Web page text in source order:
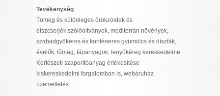
CONFIRM
Data Deletion Data Access
Tevékenység
Tömeg és különleges örökzöldek és
díszcserjék,szőlőoltványok, mediterrán növények,
szabadgyökeres és konténeres gyümölcs és díszfák,
évelők, fűmag, tápanyagok, fenyőkéreg kereskedelme.
Kertészeti szaporítóanyag értékesítése
kiskereskedelmi forgalomban is, webáruház
üzemeltetés.